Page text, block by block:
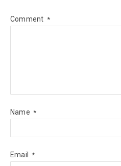
Comment *
Name *
Email *